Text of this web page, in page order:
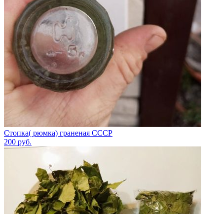
Стопка( рюмка) граненая СССР
200 руб.